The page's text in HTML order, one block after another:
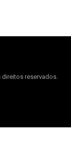
reservados.